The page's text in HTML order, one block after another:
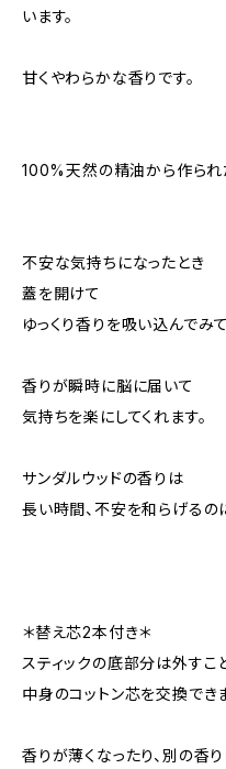
います。
甘くやわらかな香りです。
100%天然の精油から作られ
不安な気持ちになったとき
蓋を開けて
ゆっくり香りを吸い込んでみて
香りが瞬時に脳に届いて
気持ちを楽にしてくれます。
サンダルウッドの香りは
長い時間、不安を和らげるの
＊替え芯2本付き＊
スティックの底部分は外すこ
中身のコットン芯を交換でき
香りが薄くなったり、別の香